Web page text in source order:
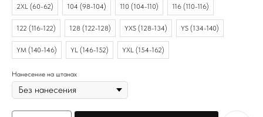
2XL (60-62) 104 (98-104) 110 (104-110) 116 (110-116)
122 (116-122) 128 (122-128) YXS (128-134) YS (134-140)
YM (140-146) YL (146-152) YXL (154-162)
Нанесение на штанах